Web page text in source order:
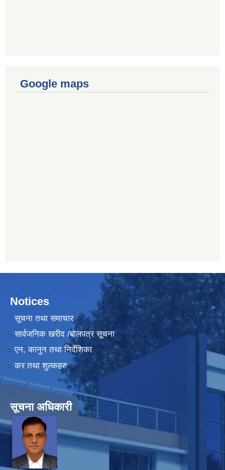
Google maps
Notices
सूचना तथा समाचार
सार्वजनिक खरीद /बोलपत्र सूचना
एन, कानुन तथा निर्देशिका
कर तथा शुल्कहरु
सूचना अधिकारी